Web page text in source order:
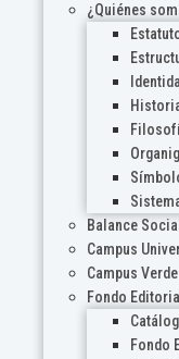
¿Quiénes
Balance Social
Campus
Campus Verde
Fondo Editorial
Fondo